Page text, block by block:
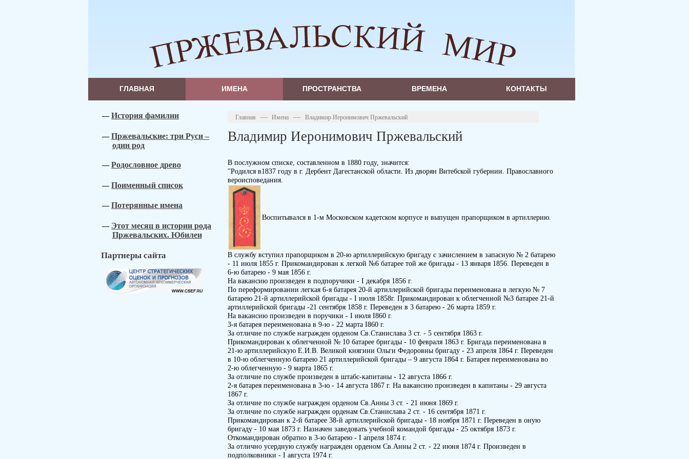
ГЛАВНАЯ ИМЕНА ПРОСТРАНСТВА ВРЕМЕНА КОНТАКТЫ
История фамилии
Пржевальские: три Руси –
один род
Родословное древо
Поименный список
Потерянные имена
Этот месяц в истории рода
Пржевальских. Юбилеи
Партнеры сайта
Главная — Имена — Владимир Иеронимович Пржевальский
Владимир Иеронимович Пржевальский
В послужном списке, составленном в 1880 году, значится:
"Родился в1837 году в г. Дербент Дагестанской области. Из дворян Витебской губернии. Православного
вероисповедания.
Воспитывался в 1-м Московском кадетском корпусе и выпущен прапорщиком в артиллерию.
В службу вступил прапорщиком в 20-ю артиллерийскую бригаду с зачислением в запасную № 2 батарею
- 11 июля 1855 г. Прикомандирован к легкой №6 батарее той же бригады - 13 января 1856. Переведен в
6-ю батарею - 9 мая 1856 г.
На вакансию произведен в подпоручики - I декабря 1856 г.
По переформировании легкая 6-я батарея 20-й артиллерийской бригады переименована в легкую № 7
батарею 21-й артиллерийской бригады - I июля 1858г. Прикомандирован к облегченной №3 батарее 21-й
артиллерийской бригады -21 сентября 1858 г. Переведен в 3 батарею - 26 марта 1859 г.
На вакансию произведен в поручики - I июля I860 г.
3-я батарея переименована в 9-ю - 22 марта I860 г.
За отличие по службе награжден орденом Св.Станислава 3 ст. - 5 сентября 1863 г.
Прикомандирован к облегченной № 10 батарее бригады - 10 февраля 1863 г. Бригада переименована в
21-ю артиллерийскую Е.И.В. Великой княгини Ольги Федоровны бригаду - 23 апреля 1864 г. Переведен
в 10-ю облегченную батарею 21 артиллерийской бригады – 9 августа 1864 г. Батарея переименована во
2-ю облегченную - 9 марта 1865 г.
За отличие по службе произведен в штабс-капитаны - 12 августа 1866 г.
2-я батарея переименована в 3-ю - 14 августа 1867 г. На вакансию произведен в капитаны - 29 августа
1867 г.
За отличие по службе награжден орденом Св.Анны 3 ст. - 21 июня 1869 г.
За отличие по службе награжден орденам Св.Станислава 2 ст. - 16 сентября 1871 г.
Прикомандирован к 2-й батарее 38-й артиллерийской бригады - 18 ноября 1871 г. Переведен в оную
бригаду - 10 мая 1873 г. Назначен заведовать учебной командой бригады - 25 октября 1873 г.
Откомандирован обратно в 3-ю батарею - I апреля 1874 г.
За отлично усердную службу награжден орденом Св.Анны 2 ст. - 22 июня 1874 г. Произведен в
подполковники - I августа 1974 г.